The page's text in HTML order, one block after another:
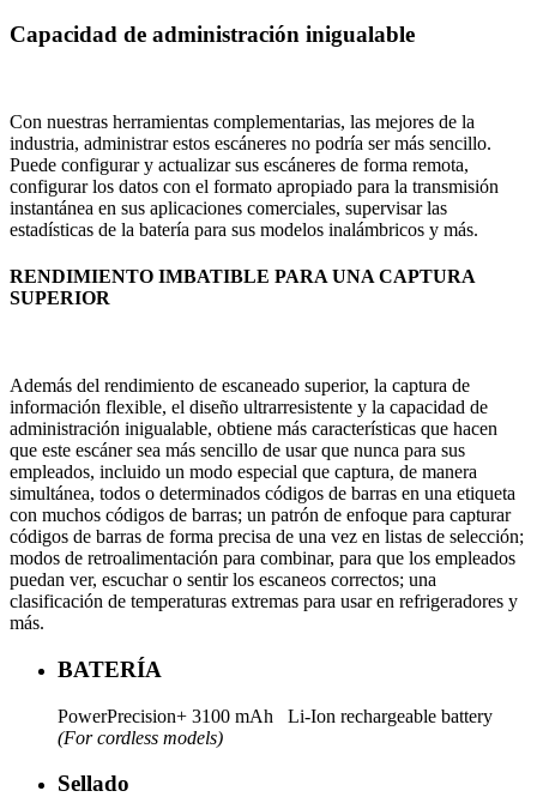
Capacidad de administración inigualable
Con nuestras herramientas complementarias, las mejores de la
industria, administrar estos escáneres no podría ser más sencillo.
Puede configurar y actualizar sus escáneres de forma remota,
configurar los datos con el formato apropiado para la transmisión
instantánea en sus aplicaciones comerciales, supervisar las
estadísticas de la batería para sus modelos inalámbricos y más.
RENDIMIENTO IMBATIBLE PARA UNA CAPTURA
SUPERIOR
Además del rendimiento de escaneado superior, la captura de
información flexible, el diseño ultrarresistente y la capacidad de
administración inigualable, obtiene más características que hacen
que este escáner sea más sencillo de usar que nunca para sus
empleados, incluido un modo especial que captura, de manera
simultánea, todos o determinados códigos de barras en una etiqueta
con muchos códigos de barras; un patrón de enfoque para capturar
códigos de barras de forma precisa de una vez en listas de selección;
modos de retroalimentación para combinar, para que los empleados
puedan ver, escuchar o sentir los escaneos correctos; una
clasificación de temperaturas extremas para usar en refrigeradores y
más.
BATERÍA
PowerPrecision+ 3100 mAh Li-Ion rechargeable battery
(For cordless models)
Sellado